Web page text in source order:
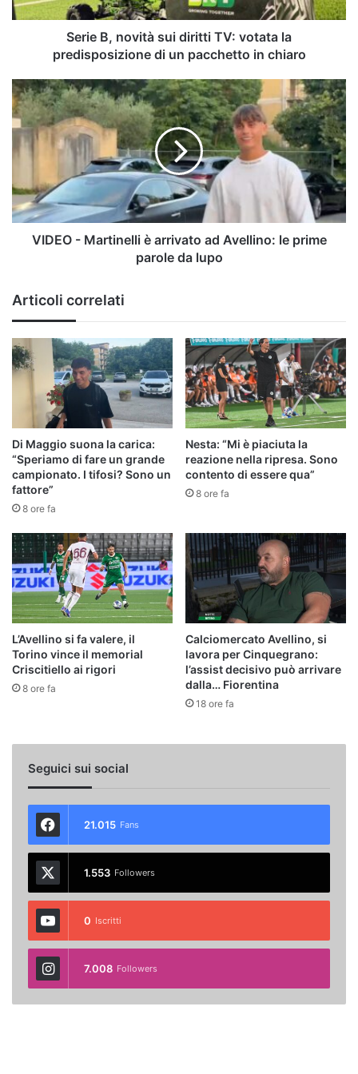
predisposizione
in
chiaro
Serie B, novità sui diritti TV: votata la
predisposizione di un pacchetto in chiaro
VIDEO
-
Martinelli
arrivato
Avellino:
le
prime
paroleVIDEO - Martinelli è arrivato ad Avellino: le prime
parole da lupo
Articoli correlati
Di Maggio suona la carica:
“Speriamo di fare un grande
campionato. I tifosi? Sono un
fattore”
8 ore fa
Nesta: “Mi è piaciuta la
reazione nella ripresa. Sono
contento di essere qua”
8 ore fa
L’Avellino si fa valere, il
Torino vince il memorial
Criscitiello ai rigori
8 ore fa
Calciomercato Avellino, si
lavora per Cinquegrano:
l’assist decisivo può arrivare
dalla… Fiorentina
18 ore fa
Seguici sui social
21.015 Fans
1.553 Followers
0 Iscritti
7.008 Followers